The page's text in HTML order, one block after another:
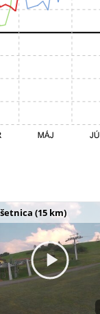
(15 km)